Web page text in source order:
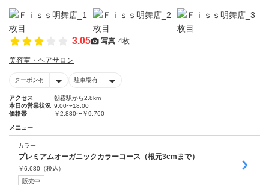
3.05 写真 4枚
美容室・ヘアサロン
クーポン有 駐車場有
アクセス
朝霧駅から2.8km
本日の営業状況 9:00〜18:00
価格帯
￥2,880〜￥9,760
メニュー
カラー
プレミアムオーガニックカラーコース（根元3cmまで）
￥6,680 （税込）
販売中